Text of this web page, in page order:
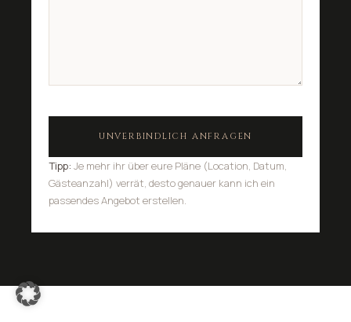
Tipp: Je mehr ihr über eure Pläne (Location, Datum,
Gästeanzahl) verrät, desto genauer kann ich ein
passendes Angebot erstellen.